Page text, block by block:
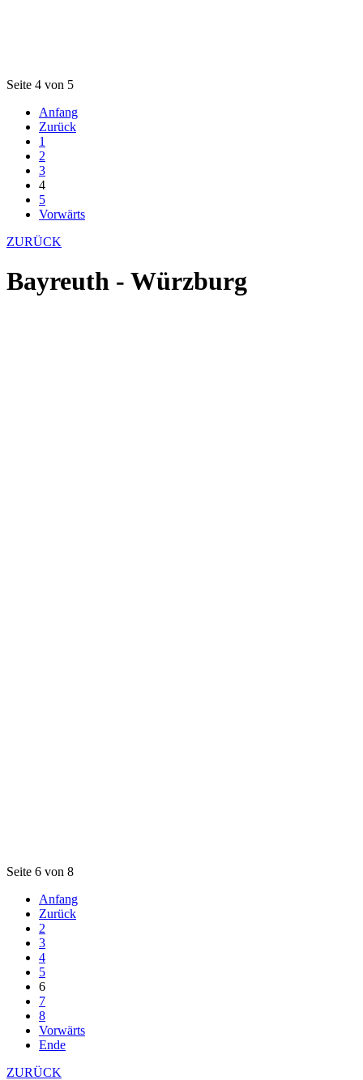
Seite 4 von 5
Anfang
Zurück
1
2
3
4
5
Vorwärts
ZURÜCK
Bayreuth - Würzburg
Seite 6 von 8
Anfang
Zurück
2
3
4
5
6
7
8
Vorwärts
Ende
ZURÜCK